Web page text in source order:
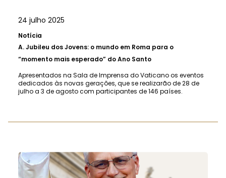
24 julho 2025
Notícia
A.Jubileu dos Jovens: o mundo em Roma para o
“momento mais esperado” do Ano Santo
Apresentados na Sala de Imprensa do Vaticano os eventos
dedicados às novas gerações, que se realizarão de 28 de
julho a 3 de agosto com participantes de 146 países.